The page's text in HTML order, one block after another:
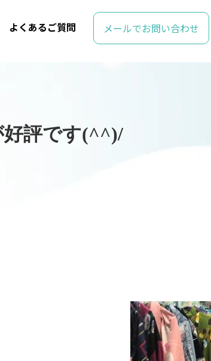
よくあるご質問 メールでお問い合わせ
好評です(^^)/